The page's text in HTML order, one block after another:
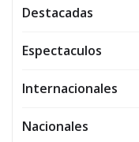
Destacadas
Espectaculos
Internacionales
Nacionales